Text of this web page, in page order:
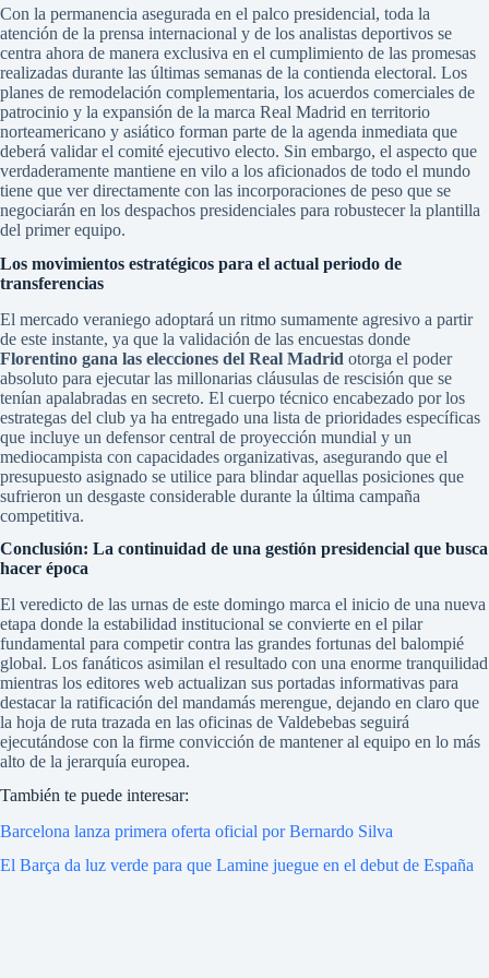
Con la permanencia asegurada en el palco presidencial, toda la
atención de la prensa internacional y de los analistas deportivos se
centra ahora de manera exclusiva en el cumplimiento de las promesas
realizadas durante las últimas semanas de la contienda electoral. Los
planes de remodelación complementaria, los acuerdos comerciales de
patrocinio y la expansión de la marca Real Madrid en territorio
norteamericano y asiático forman parte de la agenda inmediata que
deberá validar el comité ejecutivo electo. Sin embargo, el aspecto que
verdaderamente mantiene en vilo a los aficionados de todo el mundo
tiene que ver directamente con las incorporaciones de peso que se
negociarán en los despachos presidenciales para robustecer la plantilla
del primer equipo.
Los movimientos estratégicos para el actual periodo de
transferencias
El mercado veraniego adoptará un ritmo sumamente agresivo a partir
de este instante, ya que la validación de las encuestas donde
Florentino gana las elecciones del Real Madrid otorga el poder
absoluto para ejecutar las millonarias cláusulas de rescisión que se
tenían apalabradas en secreto. El cuerpo técnico encabezado por los
estrategas del club ya ha entregado una lista de prioridades específicas
que incluye un defensor central de proyección mundial y un
mediocampista con capacidades organizativas, asegurando que el
presupuesto asignado se utilice para blindar aquellas posiciones que
sufrieron un desgaste considerable durante la última campaña
competitiva.
Conclusión: La continuidad de una gestión presidencial que busca
hacer época
El veredicto de las urnas de este domingo marca el inicio de una nueva
etapa donde la estabilidad institucional se convierte en el pilar
fundamental para competir contra las grandes fortunas del balompié
global. Los fanáticos asimilan el resultado con una enorme tranquilidad
mientras los editores web actualizan sus portadas informativas para
destacar la ratificación del mandamás merengue, dejando en claro que
la hoja de ruta trazada en las oficinas de Valdebebas seguirá
ejecutándose con la firme convicción de mantener al equipo en lo más
alto de la jerarquía europea.
También te puede interesar:
Barcelona lanza primera oferta oficial por Bernardo Silva
El Barça da luz verde para que Lamine juegue en el debut de España